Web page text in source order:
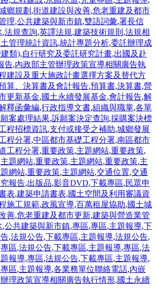
鄉規劃 ,街道建設與改善,危老重建及都市
理,公共建築與新市鎮,雙語詞彙,署長信
,法規查詢,英譯法規,建築技術規則 ,法規相
管理統計資訊,統計專題分析,委託辦理成
類),自行研究及委託研究計畫,出國及赴
告,內政部主管辦理政策宣導相關廣告執
建設及重大施政計畫選擇方案及替代方
算、決算書及會計報告,預算書,決算書,營
更新基金,國土永續發展基金,會計報告,解
釋函彙編,行政指導文書,組織與職掌,各單
案處理結果,訴願案決定查詢,採購案決標
程招標資訊,支付或接受之補助,城鄉發展
程分署,中區都市基礎工程分署,南區都市
工程分署,重要政策,主題網站,重要政策,
主題網站,重要政策,主題網站,重要政策,主
網站,重要政策,主題網站,交通位置,交通
報告,出版品,影音DVD,下載專區,民眾申
表,建築申請書表,國土空間及利用審議資
施工規範,政風宣導,百萬租屋協助,國土城
善,危老重建及都市更新,建築與營造業管
,公共建築與新市鎮,專區,專區,主題報導,下
,法規公告,下載專區,主題報導,法規公告,
專區,法規公告,下載專區,主題報導,專區,法
報導,專區,法規公告,下載專區,主題報導,
區,主題報導,各業務單位聯絡電話,內嵌
理政策宣導相關廣告執行情形,國土永續